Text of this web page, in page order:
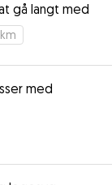
gå langt med
med